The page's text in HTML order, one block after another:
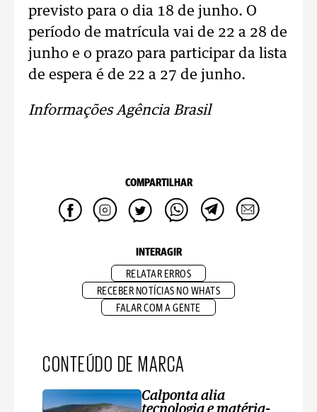
previsto para o dia 18 de junho. O
período de matrícula vai de 22 a 28 de
junho e o prazo para participar da lista
de espera é de 22 a 27 de junho.
Informações Agência Brasil
COMPARTILHAR
INTERAGIR
RELATAR ERROS
RECEBER NOTÍCIAS NO WHATS
FALAR COM A GENTE
CONTEÚDO DE MARCA
Calponta alia